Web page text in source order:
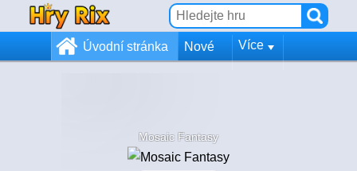
Úvodní stránka Nové Více
Mosaic Fantasy